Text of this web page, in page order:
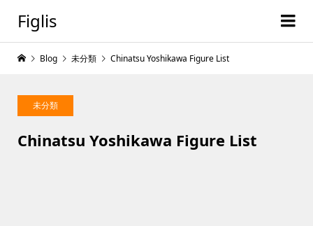
Figlis
未分類
Chinatsu Yoshikawa Figure List
Blog 未分類 Chinatsu Yoshikawa Figure List